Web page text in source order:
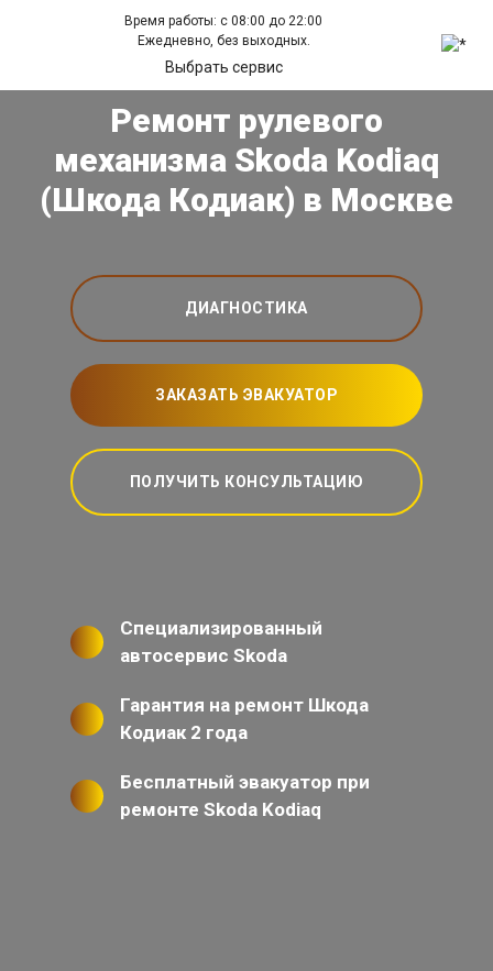
Время работы: с 08:00 до 22:00
Ежедневно, без выходных.
Выбрать сервис
Ремонт рулевого
механизма Skoda Kodiaq
(Шкода Кодиак) в Москве
ДИАГНОСТИКА
ЗАКАЗАТЬ ЭВАКУАТОР
ПОЛУЧИТЬ КОНСУЛЬТАЦИЮ
Специализированный
автосервис Skoda
Гарантия на ремонт Шкода
Кодиак 2 года
Бесплатный эвакуатор при
ремонте Skoda Kodiaq